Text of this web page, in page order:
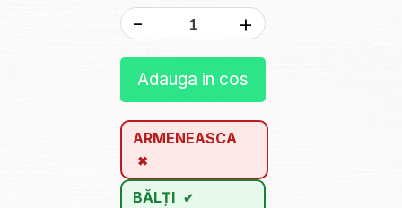
- +
Adauga in cos
ARMENEASCA
BĂLȚI